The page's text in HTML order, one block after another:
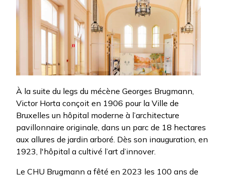
À la suite du legs du mécène Georges Brugmann,
Victor Horta conçoit en 1906 pour la Ville de
Bruxelles un hôpital moderne à l’architecture
pavillonnaire originale, dans un parc de 18 hectares
aux allures de jardin arboré. Dès son inauguration, en
1923, l'hôpital a cultivé l’art d’innover.
Le CHU Brugmann a fêté en 2023 les 100 ans de